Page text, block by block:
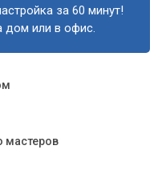
за 60 минут!
дом или в офис.